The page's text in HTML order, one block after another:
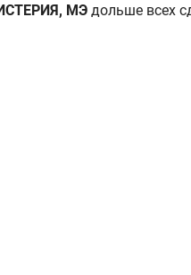
МЭ дольше всех